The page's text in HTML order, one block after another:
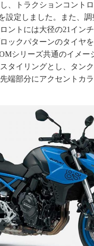
、トラクションコント
設定しました。また、
ントには大径の21イン
ックパターンのタイヤ
シリーズ共通のイメー
タイリングとし、タン
端部分にアクセントカ